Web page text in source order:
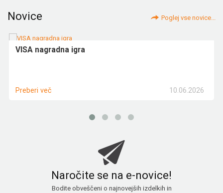
Novice Poglej vse novice...
VISA nagradna igra
10.06.2026
Preberi več
Naročite se na e-novice!
Bodite obveščeni o najnovejših izdelkih in